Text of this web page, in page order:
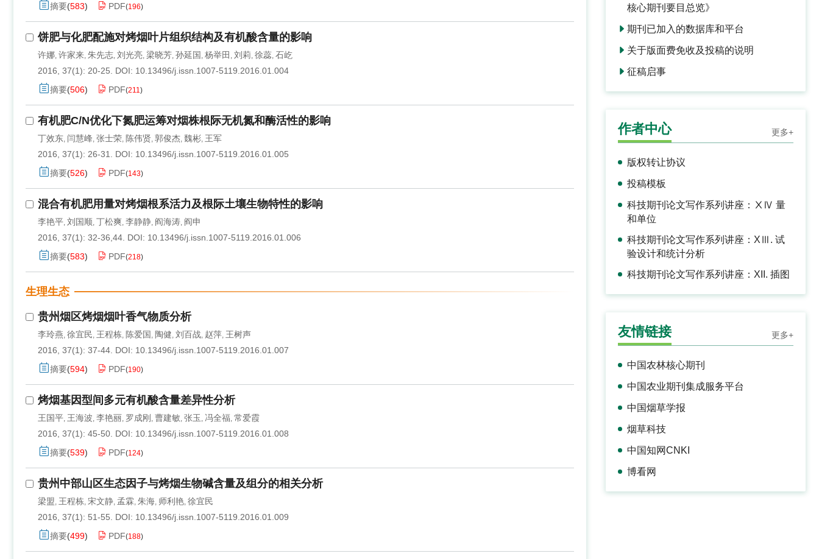
摘要(583) PDF(196)
饼肥与化肥配施对烤烟叶片组织结构及有机酸含量的影响
许娜, 许家来, 朱先志, 刘光亮, 梁晓芳, 孙延国 , 杨举田 , 刘莉, 徐蕊, 石屹
2016, 37(1): 20-25.
DOI: 10.13496/j.issn.1007-5119.2016.01.004
摘要(506) PDF(211)
有机肥C/N优化下氮肥运筹对烟株根际无机氮和酶活性的影响
丁效东, 闫慧峰, 张士荣, 陈伟贤, 郭俊杰, 魏彬, 王军
2016, 37(1): 26-31.
DOI: 10.13496/j.issn.1007-5119.2016.01.005
摘要(526) PDF(143)
混合有机肥用量对烤烟根系活力及根际土壤生物特性的影响
李艳平, 刘国顺, 丁松爽, 李静静, 阎海涛, 阎申
2016, 37(1): 32-36,44. DOI: 10.13496/j.issn.1007-5119.2016.01.006
摘要(583) PDF(218)
生理生态
贵州烟区烤烟烟叶香气物质分析
李玲燕, 徐宜民, 王程栋, 陈爱国 , 陶健, 刘百战, 赵萍, 王树声
2016, 37(1): 37-44. DOI: 10.13496/j.issn.1007-5119.2016.01.007
摘要(594) PDF(190)
烤烟基因型间多元有机酸含量差异性分析
王国平, 王海波, 李艳丽, 罗成刚 , 曹建敏, 张玉 , 冯全福, 常爱霞
2016, 37(1): 45-50. DOI: 10.13496/j.issn.1007-5119.2016.01.008
摘要(539) PDF(124)
贵州中部山区生态因子与烤烟生物碱含量及组分的相关分析
梁盟, 王程栋, 宋文静, 孟霖, 朱海, 师利艳, 徐宜民
2016, 37(1): 51-55.
DOI: 10.13496/j.issn.1007-5119.2016.01.009
摘要(499) PDF(188)
核心期刊要目总览》
期刊已加入的数据库和平台
关于版面费免收及投稿的说明
征稿启事
作者中心 更多+
版权转让协议
投稿模板
科技期刊论文写作系列讲座：ⅩⅣ 量
和单位
科技期刊论文写作系列讲座：XⅢ. 试
验设计和统计分析
科技期刊论文写作系列讲座：XII. 插图
友情链接 更多+
中国农林核心期刊
中国农业期刊集成服务平台
中国烟草学报
烟草科技
中国知网CNKI
博看网